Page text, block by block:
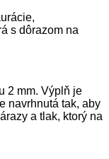
s dôrazom na
2 mm. Výplň je
navrhnutá tak, aby
a tlak, ktorý na